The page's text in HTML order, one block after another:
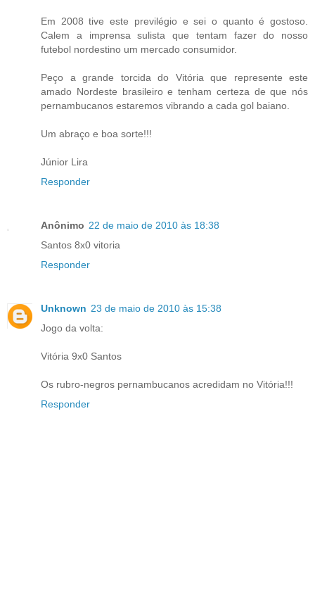
Em 2008 tive este previlégio e sei o quanto é gostoso.
Calem a imprensa sulista que tentam fazer do nosso
futebol nordestino um mercado consumidor.
Peço a grande torcida do Vitória que represente este
amado Nordeste brasileiro e tenham certeza de que nós
pernambucanos estaremos vibrando a cada gol baiano.
Um abraço e boa sorte!!!
Júnior Lira
Responder
Anônimo 22 de maio de 2010 às 18:38
Santos 8x0 vitoria
Responder
Unknown 23 de maio de 2010 às 15:38
Jogo da volta:
Vitória 9x0 Santos
Os rubro-negros pernambucanos acredidam no Vitória!!!
Responder